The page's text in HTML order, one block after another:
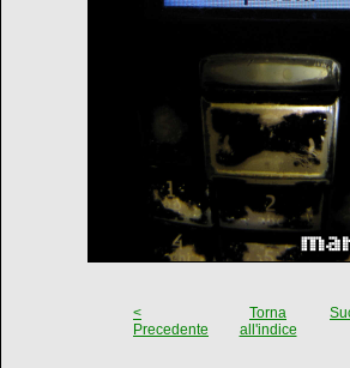
<
Precedente
Torna
all'indice